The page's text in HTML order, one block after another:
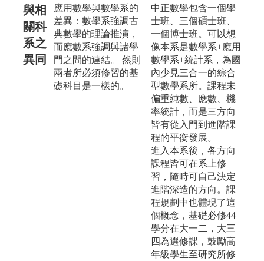
與相
關科
系之
異同
應用數學與數學系的
差異：數學系強調古
典數學的理論推演，
而應數系強調與諸學
門之間的連結。 然則
兩者所必須修習的基
礎科目是一樣的。
中正數學包含一個學
士班、三個碩士班、
一個博士班。可以想
像本系是數學系+應用
數學系+統計系，為國
內少見三合一的綜合
型數學系所。課程未
偏重純數、應數、機
率統計，而是三方向
皆有從入門到進階課
程的平衡發展。
進入本系後，各方向
課程皆可在系上修
習，隨時可自己決定
進階深造的方向。課
程規劃中也體現了這
個概念，基礎必修44
學分在大一二，大三
四為選修課，鼓勵高
年級學生至研究所修